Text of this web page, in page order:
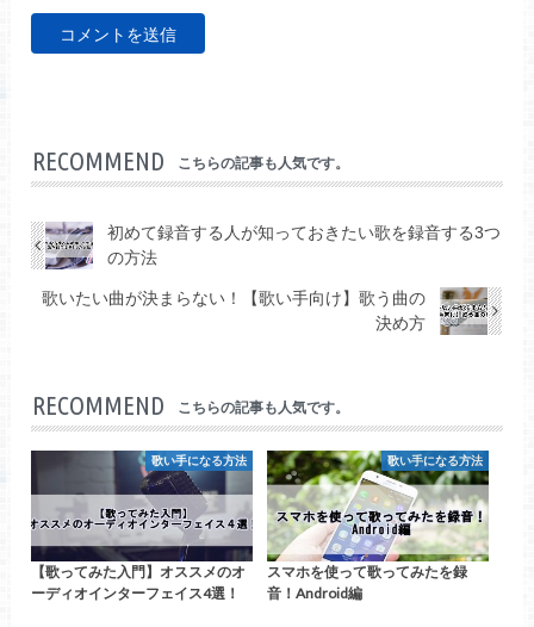
RECOMMEND こちらの記事も人気です。
初めて録音する人が知っておきたい歌を録音する3つ
の方法
歌いたい曲が決まらない！【歌い手向け】歌う曲の
決め方
RECOMMEND こちらの記事も人気です。
歌い手になる方法
【歌ってみた入門】オススメのオ
ーディオインターフェイス4選！
歌い手になる方法
スマホを使って歌ってみたを録
音！Android編